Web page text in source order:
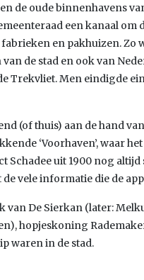
de oude binnenhavens
een kanaal om
en pakhuizen. Zo
de stad en ook van
Trekvliet. Men eindigde
(of thuis) aan de hand
‘Voorhaven’, waar
uit 1900 nog altijd
vele informatie die de
van De Sierkan (later:
hopjeskoning
waren in de stad.